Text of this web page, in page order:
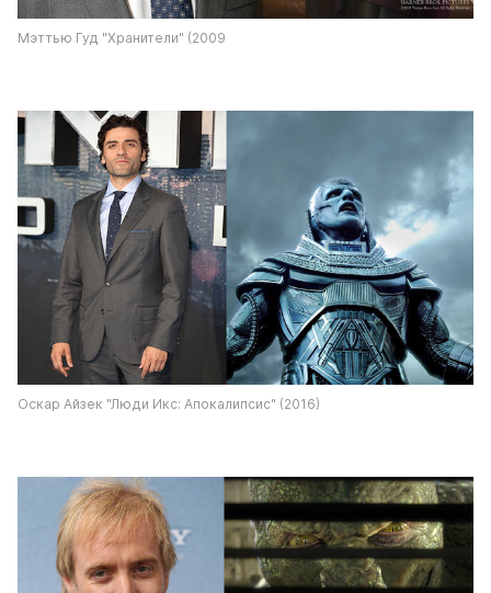
Мэттью Гуд "Хранители" (2009
Оскар Айзек "Люди Икс: Апокалипсис" (2016)